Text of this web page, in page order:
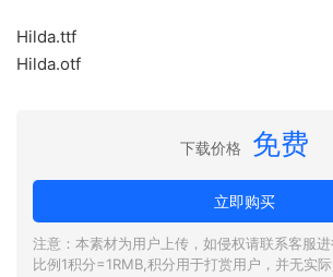
Hilda.ttf
Hilda.otf
下载价格 免费
立即购买
注意：本素材为用户上传，如侵权请联系客服
比例1积分=1RMB,积分用于打赏用户，并无实际